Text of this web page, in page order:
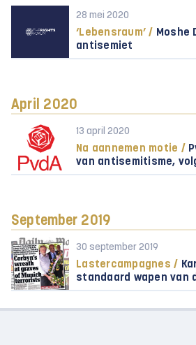
28 mei 2020
‘Lebensraum’ / Moshe
antisemiet
April 2020
13 april 2020
Na aannemen motie /
van antisemitisme,
September 2019
30 september 2019
Lastercampagnes /
standaard wapen van